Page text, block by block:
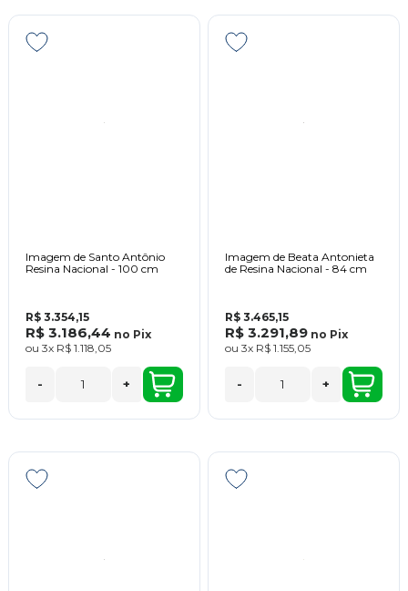
Imagem de Santo Antônio
Resina Nacional - 100 cm
R$ 3.354,15
R$ 3.186,44 no Pix
ou 3x R$ 1.118,05
- +
Imagem de Beata Antonieta
de Resina Nacional - 84 cm
R$ 3.465,15
R$ 3.291,89 no Pix
ou 3x R$ 1.155,05
- +